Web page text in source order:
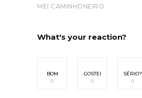
MEI CAMINHONEIRO
What's your reaction?
BOM
0
GOSTEI
0
SÉRIO?
0